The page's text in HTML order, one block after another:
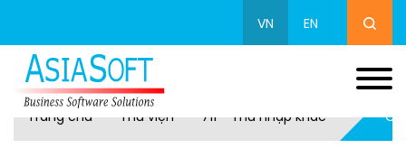
VN EN
Trang chủ Thư viện 711 - Thu nhập khác